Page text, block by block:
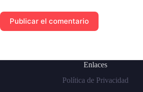
Publicar el comentario
Enlaces
Política de Privacidad